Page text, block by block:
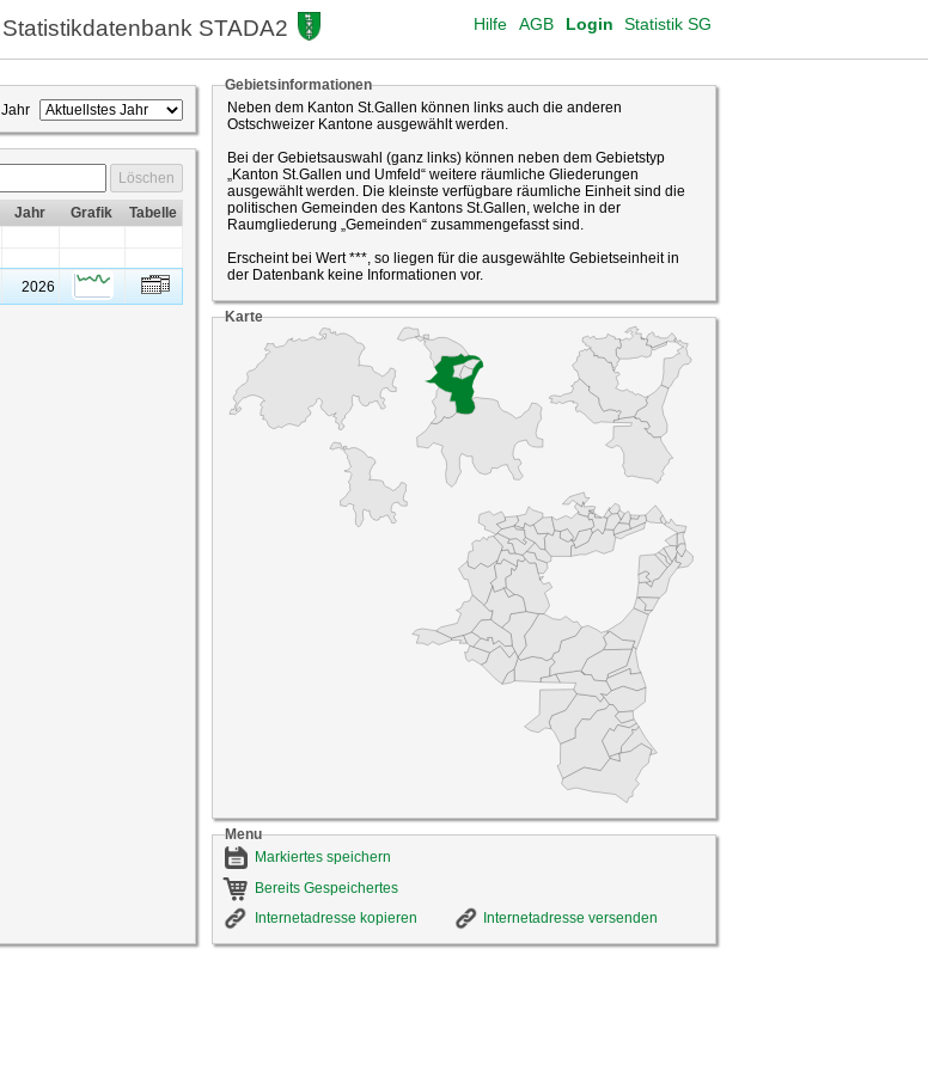
Statistikdatenbank STADA2 Login Statistik SG
AGB
Hilfe
Jahr
Löschen
Jahr Grafik
Tabelle
2026
Gebietsinformationen
Neben dem Kanton St.Gallen können links auch die anderen
Ostschweizer Kantone ausgewählt werden.
Bei der Gebietsauswahl (ganz links) können neben dem Gebietstyp
„Kanton St.Gallen und Umfeld“ weitere räumliche Gliederungen
ausgewählt werden. Die kleinste verfügbare räumliche Einheit sind die
politischen Gemeinden des Kantons St.Gallen, welche in der
Raumgliederung „Gemeinden“ zusammengefasst sind.
Erscheint bei Wert ***, so liegen für die ausgewählte Gebietseinheit in
der Datenbank keine Informationen vor.
Karte
Menu
Markiertes speichern
Bereits Gespeichertes
Internetadresse kopieren
Internetadresse versenden